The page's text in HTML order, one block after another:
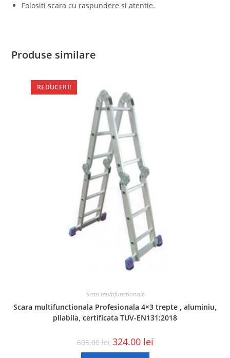
Folositi scara cu raspundere si atentie.
Produse similare
REDUCERI!
Scari multifunctionale
Scara multifunctionala Profesionala 4×3 trepte , aluminiu,
pliabila, certificata TUV-EN131:2018
605.00lei 324.00 lei